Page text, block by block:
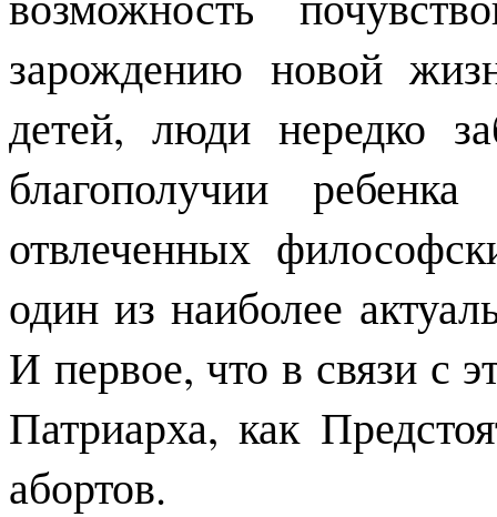
зарождению новой
детей, люди нередко
благополучии
отвлеченных
один из наиболее
И первое, что в связи с
Патриарха, как
абортов.